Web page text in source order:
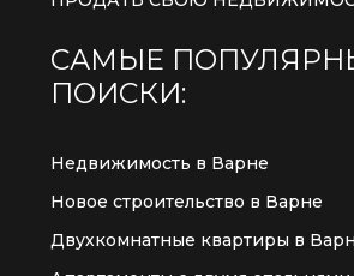
САМЫЕ
ПОИСКИ:
Недвижимость в Варне
Новое строительство в Варне
Двухкомнатные квартиры в